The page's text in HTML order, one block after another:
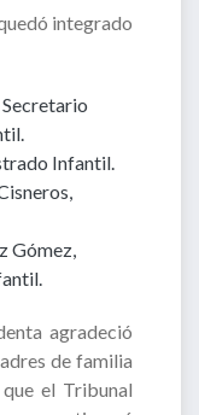
integrado
Infantil.
Gómez,
agradeció
de familia
el Tribunal